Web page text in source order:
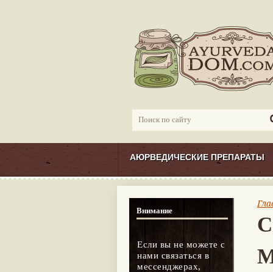
АЮРВЕДИЧЕСКИЕ ПРЕПАРАТЫ
Внимание
Если вы не можете с
нами связаться в
мессенджерах,